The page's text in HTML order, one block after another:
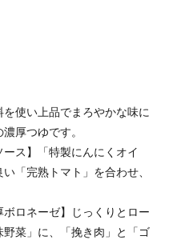
を使い上品でまろやかな味に
厚つゆです。
ース】「特製にんにくオイ
「完熟トマト」を合わせ、
ボロネーゼ】じっくりとロー
菜」に、「挽き肉」と「ゴ